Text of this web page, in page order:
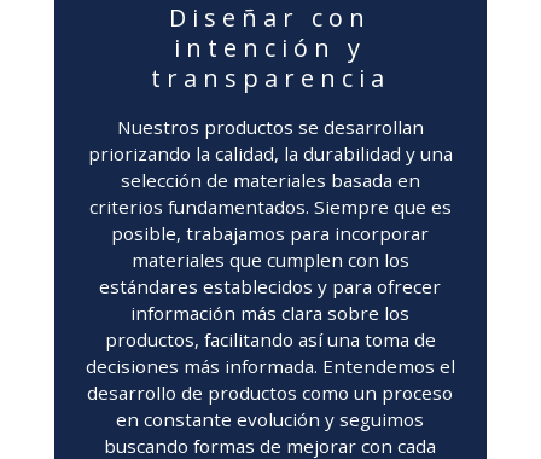
Diseñar con
intención y
transparencia
Nuestros productos se desarrollan
priorizando la calidad, la durabilidad y una
selección de materiales basada en
criterios fundamentados. Siempre que es
posible, trabajamos para incorporar
materiales que cumplen con los
estándares establecidos y para ofrecer
información más clara sobre los
productos, facilitando así una toma de
decisiones más informada. Entendemos el
desarrollo de productos como un proceso
en constante evolución y seguimos
buscando formas de mejorar con cada